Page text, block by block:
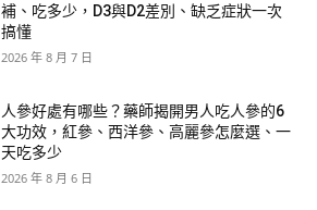
補、吃多少，D3與D2差別、缺乏症狀一次
搞懂
2026 年 8 月 7 日
人參好處有哪些？藥師揭開男人吃人參的6
大功效，紅參、西洋參、高麗參怎麼選、一
天吃多少
2026 年 8 月 6 日